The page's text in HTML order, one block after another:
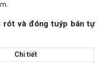
rót và đóng tuýp bán tự
Chi tiết